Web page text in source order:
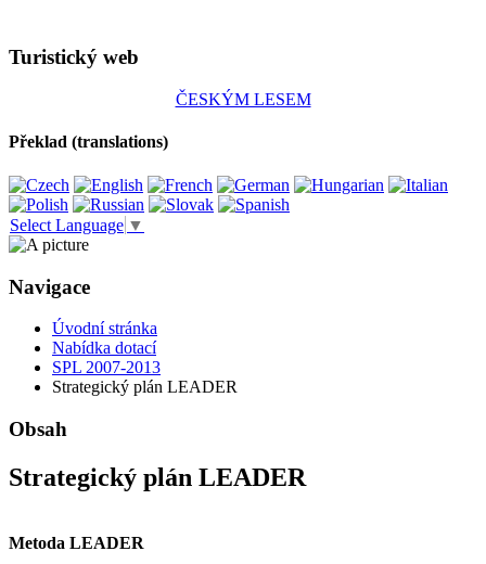
Turistický web
ČESKÝM LESEM
Překlad (translations)
Select Language ▼
Navigace
Úvodní stránka
Nabídka dotací
SPL 2007-2013
Strategický plán LEADER
Obsah
Strategický plán LEADER
Metoda LEADER